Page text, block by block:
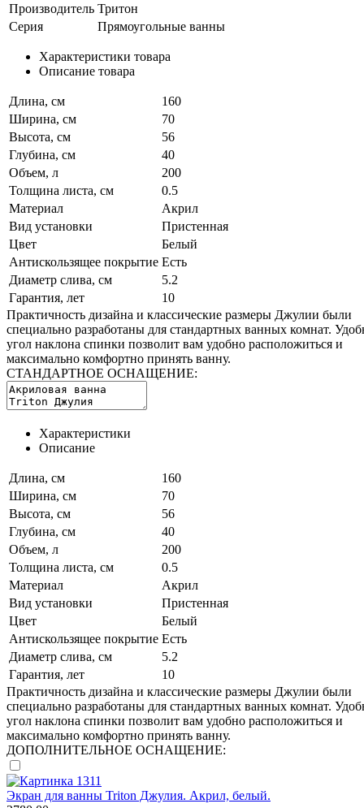
Производитель Тритон
Серия
Прямоугольные ванны
Характеристики товара
Описание товара
Длина, см
160
Ширина, см
70
Высота, см
56
Глубина, см
40
Объем, л
200
Толщина листа, см
0.5
Материал
Акрил
Вид установки
Пристенная
Цвет
Белый
Антискользящее покрытие Есть
Диаметр слива, см
5.2
Гарантия, лет
10
Практичность дизайна и классические размеры Джулии были
специально разработаны для стандартных ванных комнат.
угол наклона спинки позволит вам удобно расположиться и
максимально комфортно принять ванну.
СТАНДАРТНОЕ ОСНАЩЕНИЕ:
Характеристики
Описание
Длина, см
160
Ширина, см
70
Высота, см
56
Глубина, см
40
Объем, л
200
Толщина листа, см
0.5
Материал
Акрил
Вид установки
Пристенная
Цвет
Белый
Антискользящее покрытие Есть
Диаметр слива, см
5.2
Гарантия, лет
10
Практичность дизайна и классические размеры Джулии были
специально разработаны для стандартных ванных комнат.
угол наклона спинки позволит вам удобно расположиться и
максимально комфортно принять ванну.
ДОПОЛНИТЕЛЬНОЕ ОСНАЩЕНИЕ:
Экран для ванны Triton Джулия. Акрил, белый.